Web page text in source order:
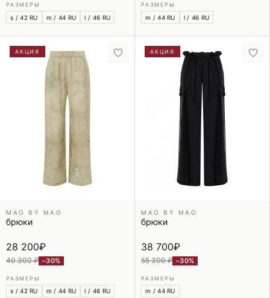
РАЗМЕРЫ
s / 42 RU m / 44 RU l / 46 RU
РАЗМЕРЫ
m / 44 RU l / 46 RU
АКЦИЯ
MAO BY MAO
брюки
28 200₽
40 300 ₽ −30%
РАЗМЕРЫ
s / 42 RU m / 44 RU l / 46 RU
АКЦИЯ
MAO BY MAO
брюки
38 700₽
55 300 ₽ −30%
РАЗМЕРЫ
m / 44 RU